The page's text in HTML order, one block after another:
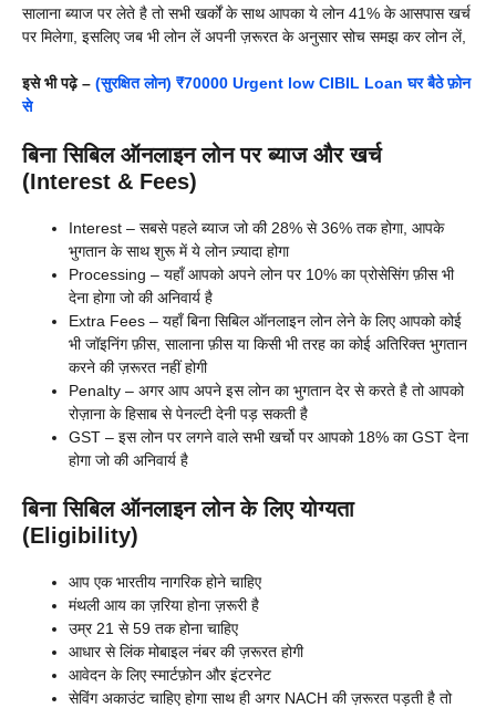
सालाना ब्याज पर लेते है तो सभी खर्कों के साथ आपका ये लोन 41% के आसपास खर्च
पर मिलेगा, इसलिए जब भी लोन लें अपनी ज़रूरत के अनुसार सोच समझ कर लोन लें,
इसे भी पढ़े – (सुरक्षित लोन) ₹70000 Urgent low CIBIL Loan घर बैठे फ़ोन
से
बिना सिबिल ऑनलाइन लोन पर ब्याज और खर्च
(Interest & Fees)
Interest – सबसे पहले ब्याज जो की 28% से 36% तक होगा, आपके
भुगतान के साथ शुरू में ये लोन ज़्यादा होगा
Processing – यहाँ आपको अपने लोन पर 10% का प्रोसेसिंग फ़ीस भी
देना होगा जो की अनिवार्य है
Extra Fees – यहाँ बिना सिबिल ऑनलाइन लोन लेने के लिए आपको कोई
भी जॉइनिंग फ़ीस, सालाना फ़ीस या किसी भी तरह का कोई अतिरिक्त भुगतान
करने की ज़रूरत नहीं होगी
Penalty – अगर आप अपने इस लोन का भुगतान देर से करते है तो आपको
रोज़ाना के हिसाब से पेनल्टी देनी पड़ सकती है
GST – इस लोन पर लगने वाले सभी खर्चो पर आपको 18% का GST देना
होगा जो की अनिवार्य है
बिना सिबिल ऑनलाइन लोन के लिए योग्यता
(Eligibility)
आप एक भारतीय नागरिक होने चाहिए
मंथली आय का ज़रिया होना ज़रूरी है
उम्र 21 से 59 तक होना चाहिए
आधार से लिंक मोबाइल नंबर की ज़रूरत होगी
आवेदन के लिए स्मार्टफ़ोन और इंटरनेट
सेविंग अकाउंट चाहिए होगा साथ ही अगर NACH की ज़रूरत पड़ती है तो